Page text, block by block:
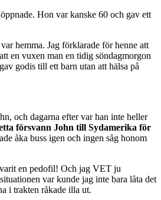
Hon var kanske 60 och gav ett
hemma. Jag förklarade för henne att
en vuxen man en tidig söndagmorgon
godis till ett barn utan att hälsa på
och dagarna efter var han inte heller
försvann John till Sydamerika för
åka buss igen och ingen såg honom
en pedofil! Och jag VET ju
var kunde jag inte bara låta det
i trakten råkade illa ut.